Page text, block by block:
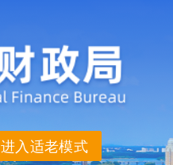
进入适老模式